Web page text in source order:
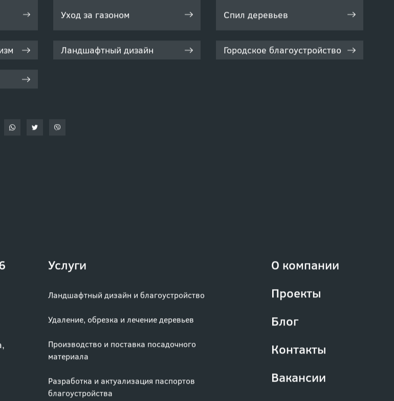
Уход за газоном Спил деревьев
Ландшафтный дизайн Городское благоустройство
Услуги
Ландшафтный дизайн и благоустройство
Удаление, обрезка и лечение деревьев
Производство и поставка посадочного
материала
Разработка и актуализация паспортов
благоустройства
О компании
Проекты
Блог
Контакты
Вакансии